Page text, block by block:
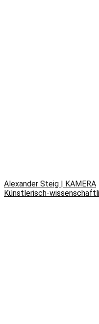
Alexander Steig | KAMERA
Künstlerisch-